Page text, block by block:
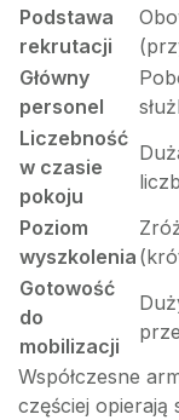
Podstawa
rekrutacji
Główny
personel
Liczebność
w czasie
pokoju
Poziom
wyszkolenia
Gotowość
do
mobilizacji
Współczesne
częściej opierają